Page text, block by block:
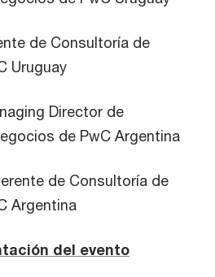
de Consultoría de
Uruguay
Director de
de PwC Argentina
de Consultoría de
Argentina
del evento